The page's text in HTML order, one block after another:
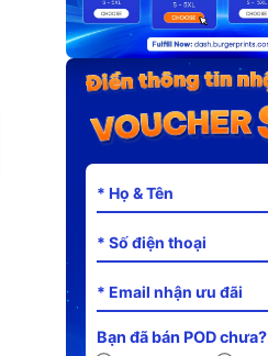
Bạn đã bán POD chưa?